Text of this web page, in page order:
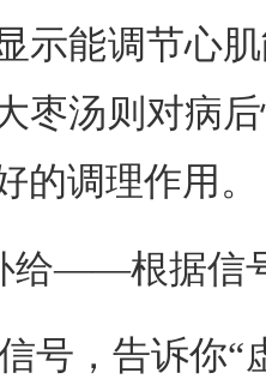
示能调节心
枣汤则对病
的调理作用。
给——根据信
号，告诉你“